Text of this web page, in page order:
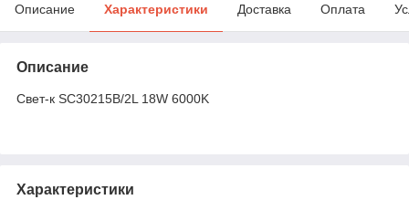
Описание Характеристики Доставка Оплата
Описание
Свет-к SC30215B/2L 18W 6000K
Характеристики